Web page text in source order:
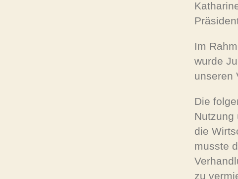
Im
wurde
unseren
Die
Nutzung
die
musste
zu